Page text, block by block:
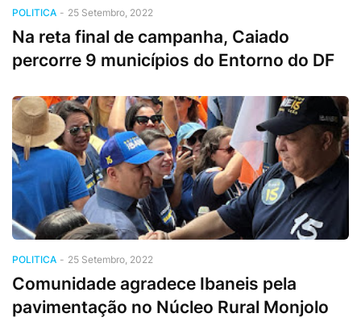
POLITICA - 25 Setembro, 2022
Na reta final de campanha, Caiado
percorre 9 municípios do Entorno do DF
POLITICA - 25 Setembro, 2022
Comunidade agradece Ibaneis pela
pavimentação no Núcleo Rural Monjolo